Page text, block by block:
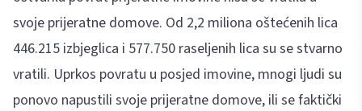
svoje prijeratne domove. Od 2,2 miliona oštećenih lica
446.215 izbjeglica i 577.750 raseljenih lica su se stvarno
vratili. Uprkos povratu u posjed imovine, mnogi ljudi su
ponovo napustili svoje prijeratne domove, ili se faktički